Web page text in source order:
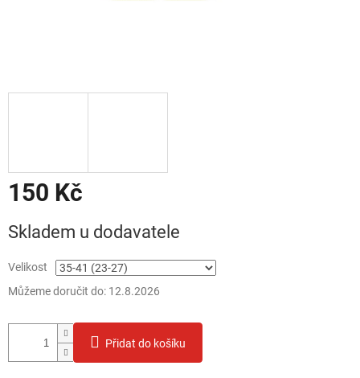
150 Kč
cena:
Skladem u dodavatele
Velikost
Můžeme doručit do: 12.8.2026
Přidat do košíku